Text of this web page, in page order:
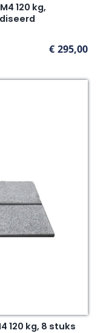
120 kg,
€ 295,00
120 kg, 8 stuks